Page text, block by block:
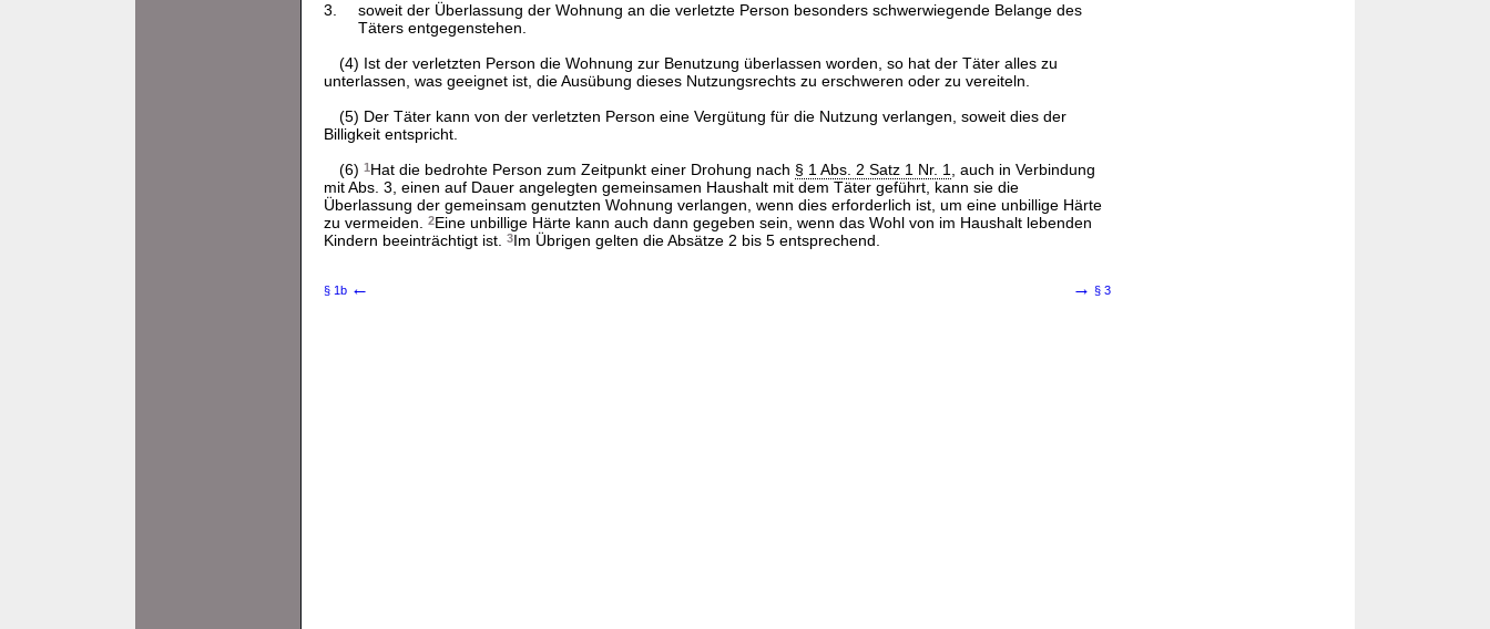
3.
soweit der Überlassung der Wohnung an die verletzte Person besonders schwerwiegende Belange des
Täters entgegenstehen.
(4) Ist der verletzten Person die Wohnung zur Benutzung überlassen worden, so hat der Täter alles zu
unterlassen, was geeignet ist, die Ausübung dieses Nutzungsrechts zu erschweren oder zu vereiteln.
(5) Der Täter kann von der verletzten Person eine Vergütung für die Nutzung verlangen, soweit dies der
Billigkeit entspricht.
(6) 1Hat die bedrohte Person zum Zeitpunkt einer Drohung nach § 1 Abs. 2 Satz 1 Nr. 1
, auch in Verbindung
mit Abs. 3, einen auf Dauer angelegten gemeinsamen Haushalt mit dem Täter geführt, kann sie die
Überlassung der gemeinsam genutzten Wohnung verlangen, wenn dies erforderlich ist, um eine unbillige Härte
zu vermeiden.
2Eine unbillige Härte kann auch dann gegeben sein, wenn das Wohl von im Haushalt lebenden
Kindern beeinträchtigt ist.
3Im Übrigen gelten die Absätze 2 bis 5 entsprechend.
§ 1b ← → § 3